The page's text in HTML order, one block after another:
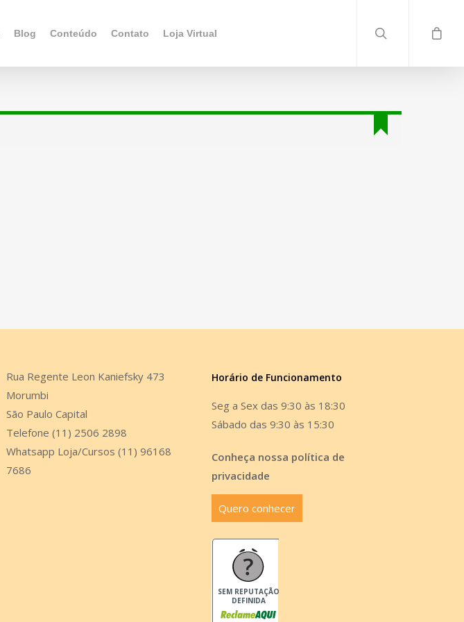
Blog Conteúdo Contato Loja Virtual
Rua Regente Leon Kaniefsky 473
Morumbi
São Paulo Capital
Telefone (11) 2506 2898
Whatsapp Loja/Cursos (11) 96168
7686
Horário de Funcionamento
Seg a Sex das 9:30 às 18:30
Sábado das 9:30 às 15:30
Conheça nossa política de
privacidade
Quero conhecer
SEM REPUTAÇÃO
DEFINIDA